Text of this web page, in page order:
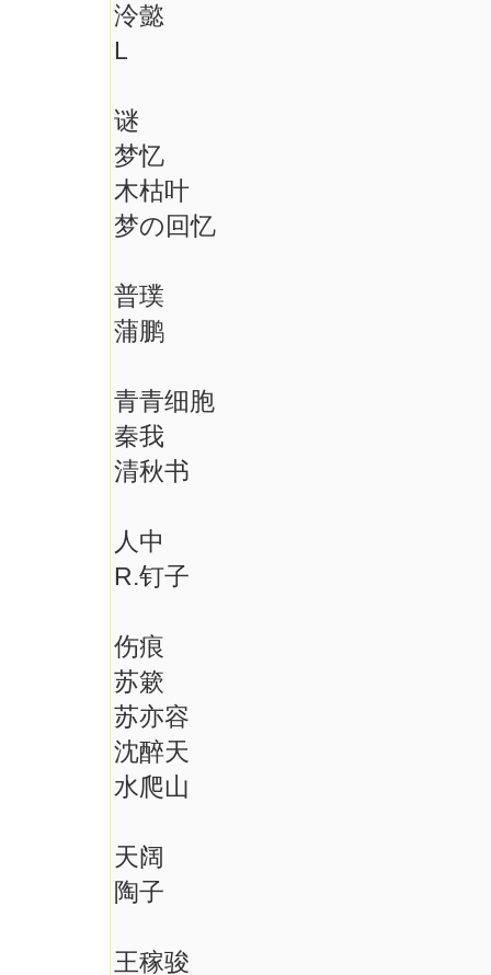
泠懿
L
谜
梦忆
木枯叶
梦の回忆
普璞
蒲鹏
青青细胞
秦我
清秋书
人中
R.钉子
伤痕
苏簌
苏亦容
沈醉天
水爬山
天阔
陶子
王稼骏